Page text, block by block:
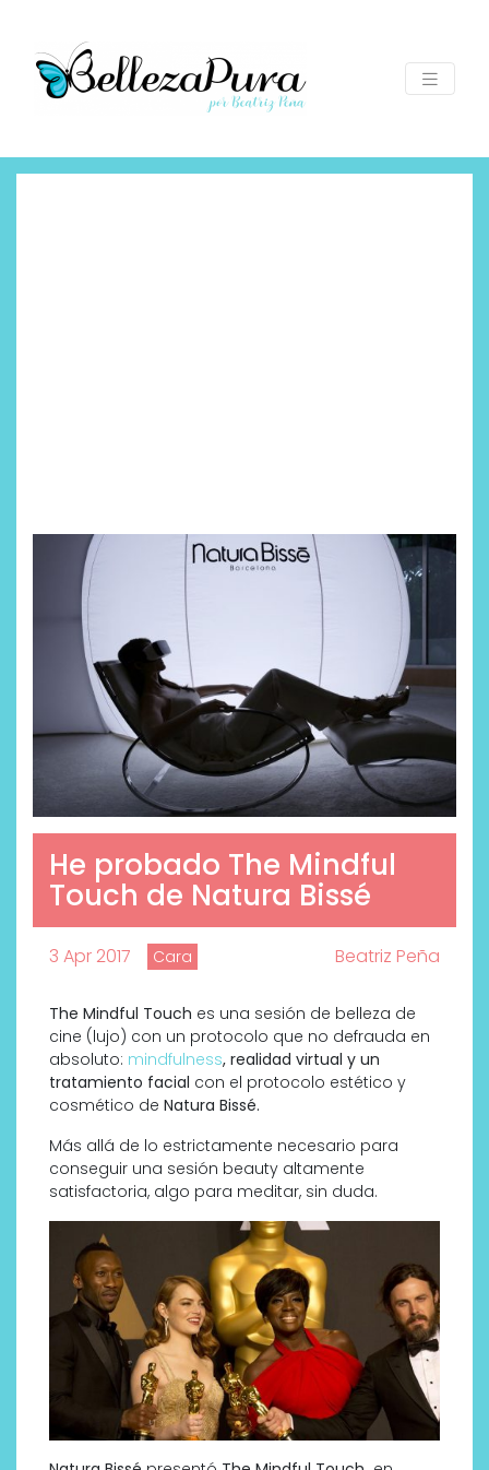
He probado The Mindful
Touch de Natura Bissé
3 Apr 2017 Cara Beatriz Peña
The Mindful Touch es una sesión de belleza de
cine (lujo) con un protocolo que no defrauda en
absoluto: mindfulness, realidad virtual y un
tratamiento facial con el protocolo estético y
cosmético de Natura Bissé.
Más allá de lo estrictamente necesario para
conseguir una sesión beauty altamente
satisfactoria, algo para meditar, sin duda.